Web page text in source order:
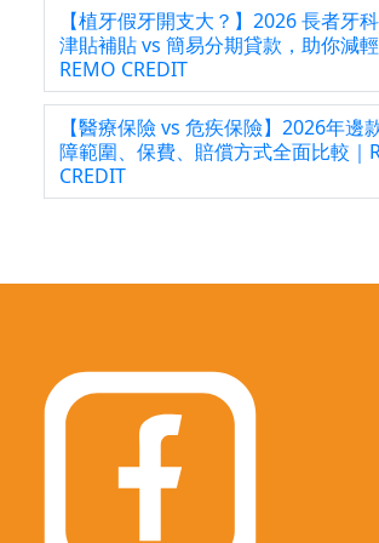
【植牙假牙開支大？】2026 長者牙
津貼補貼 vs 簡易分期貸款，助你減
REMO CREDIT
【醫療保險 vs 危疾保險】2026年邊
障範圍、保費、賠償方式全面比較｜
CREDIT